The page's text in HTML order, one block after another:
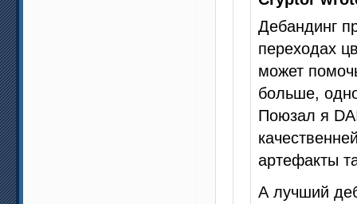
Дебандинг
переходах
может
больше,
Поюзал я
артефакты
А лучший